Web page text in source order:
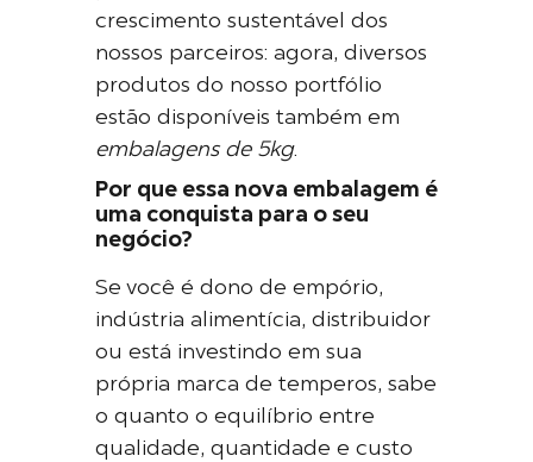
crescimento sustentável dos
nossos parceiros: agora, diversos
produtos do nosso portfólio
estão disponíveis também em
embalagens de 5kg.
Por que essa nova embalagem é
uma conquista para o seu
negócio?
Se você é dono de empório,
indústria alimentícia, distribuidor
ou está investindo em sua
própria marca de temperos, sabe
o quanto o equilíbrio entre
qualidade, quantidade e custo